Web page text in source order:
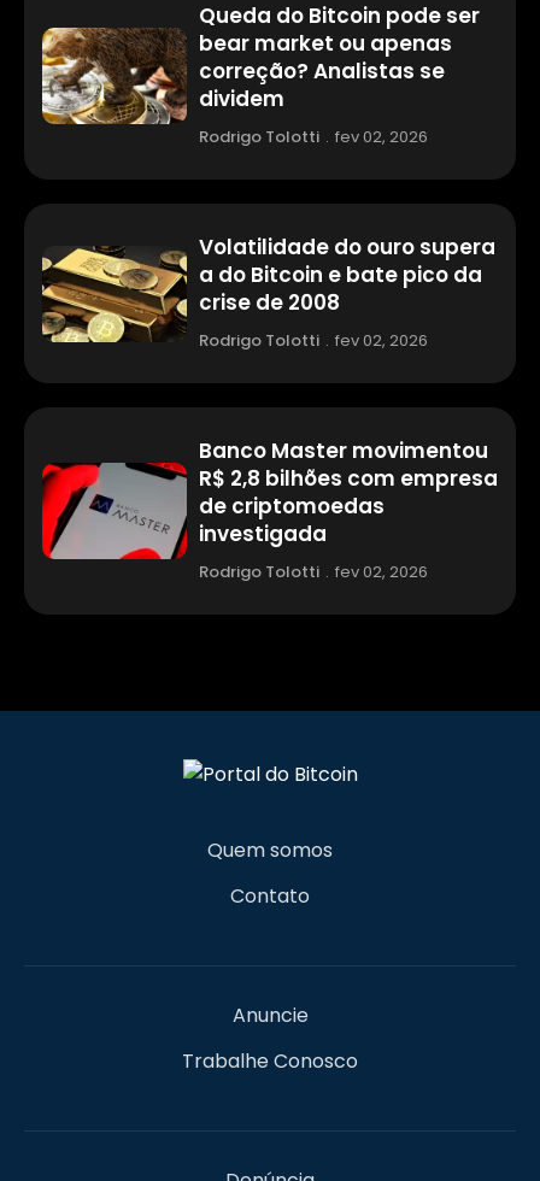
Queda do Bitcoin pode ser
bear market ou apenas
correção? Analistas se
dividem
Rodrigo Tolotti . fev 02, 2026
Volatilidade do ouro supera
a do Bitcoin e bate pico da
crise de 2008
Rodrigo Tolotti . fev 02, 2026
Banco Master movimentou
R$ 2,8 bilhões com empresa
de criptomoedas
investigada
Rodrigo Tolotti . fev 02, 2026
Quem somos
Contato
Anuncie
Trabalhe Conosco